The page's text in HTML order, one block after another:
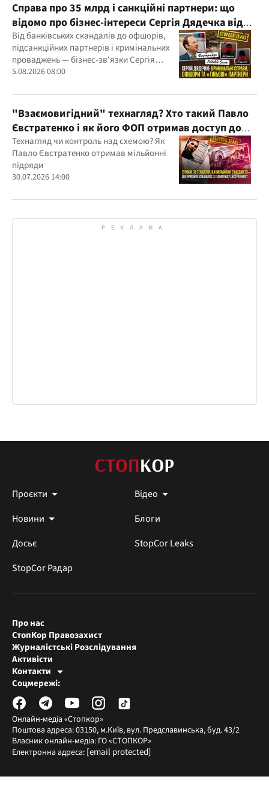
Справа про 35 млрд і санкційні партнери: що
відомо про бізнес-інтереси Сергія Дядечка від
"Родовід Банку" до "ФАРМАСЕЛ"
Від банківських скандалів до офшорів,
підсанкційних партнерів і кримінальних
проваджень — бізнес-зв'язки Сергія
Дядечка й досі простягаються через
5.08.2026 08:00
"Взаємовигідний" технагляд? Хто такий Павло
Євстратенко і як його ФОП отримав доступ до
бюджетних мільйонів?
Технагляд чи контроль над схемою? Як
Павло Євстратенко отримав мільйонні
підряди
30.07.2026 14:00
Проєкти
Відео
Новини
Блоги
Досьє
StopCor Leaks
StopCor Радар
Онлайн-медіа «Стопкор»
Поштова адреса: 03150, м.Київ, вул. Предславинська, буд. 43/2
Власник онлайн-медіа: ГО «СТОПКОР»
Електронна адреса: [email protected]
Про нас
СтопКор Правозахист
Журналістські Розслідування
Активісти
Контакти
Редакція СтопКора
Журналісти-розслідувачі
Соцмережі: